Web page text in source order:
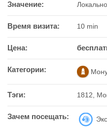
Значение:
Время визита: 10 min
Цена:
Категории:
Тэги: 1812,
Зачем посещать: